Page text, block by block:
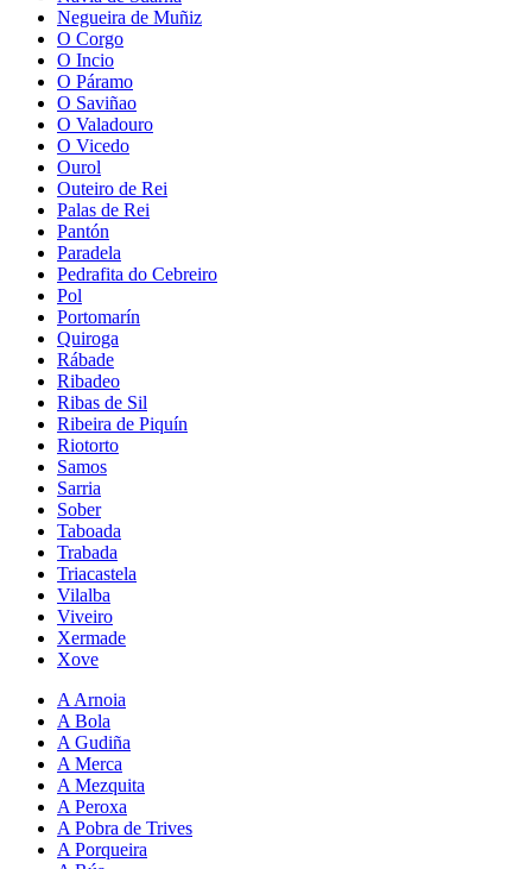
Negueira de Muñiz
O Corgo
O Incio
O Páramo
O Saviñao
O Valadouro
O Vicedo
Ourol
Outeiro de Rei
Palas de Rei
Pantón
Paradela
Pedrafita do Cebreiro
Pol
Portomarín
Quiroga
Rábade
Ribadeo
Ribas de Sil
Ribeira de Piquín
Riotorto
Samos
Sarria
Sober
Taboada
Trabada
Triacastela
Vilalba
Viveiro
Xermade
Xove
A Arnoia
A Bola
A Gudiña
A Merca
A Mezquita
A Peroxa
A Pobra de Trives
A Porqueira